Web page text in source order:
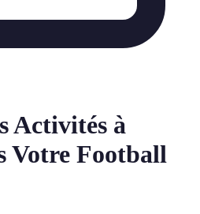
Activités à
Votre Football